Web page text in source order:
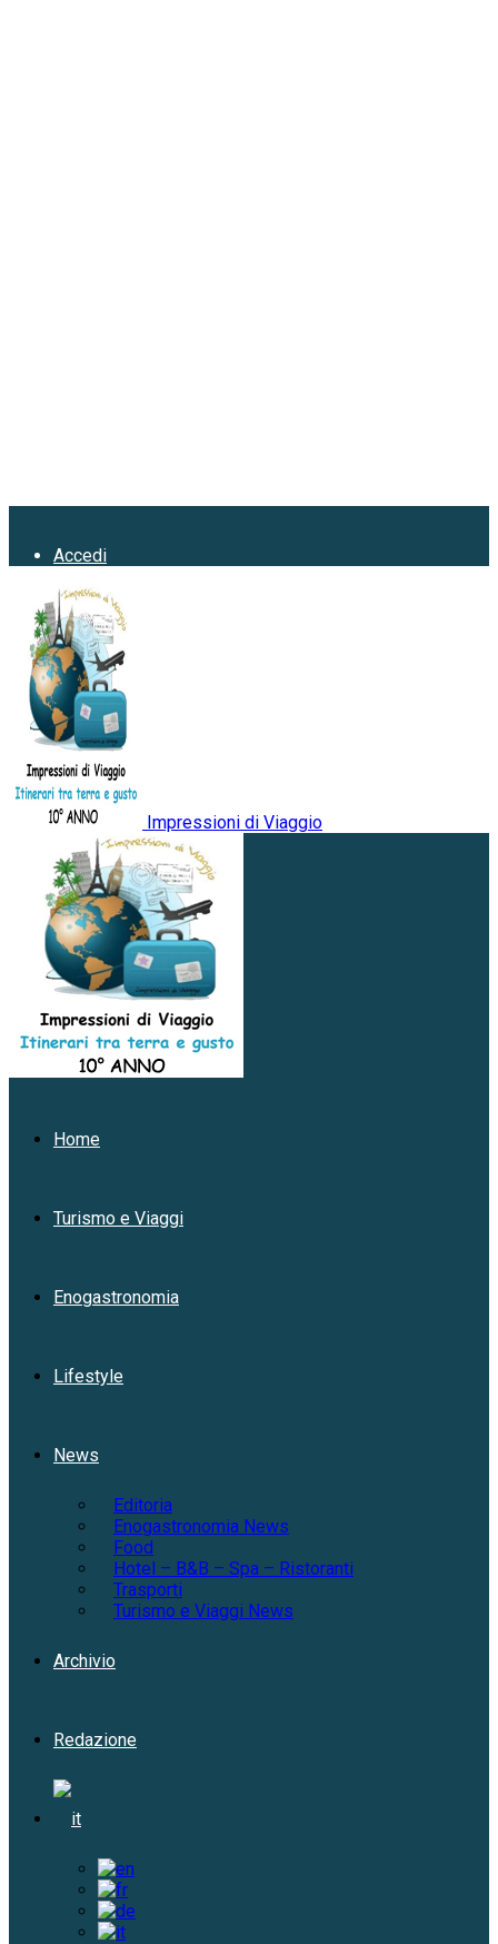
Accedi
Impressioni di Viaggio
Home
Turismo e Viaggi
Enogastronomia
Lifestyle
News
Editoria
Enogastronomia News
Food
Hotel – B&B – Spa – Ristoranti
Trasporti
Turismo e Viaggi News
Archivio
Redazione